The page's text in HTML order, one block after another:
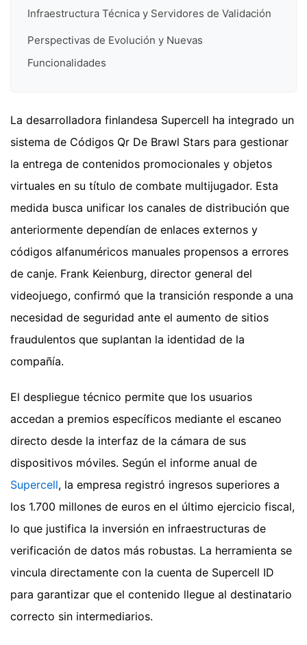
Infraestructura Técnica y Servidores de Validación
Perspectivas de Evolución y Nuevas
Funcionalidades
La desarrolladora finlandesa Supercell ha integrado un
sistema de Códigos Qr De Brawl Stars para gestionar
la entrega de contenidos promocionales y objetos
virtuales en su título de combate multijugador. Esta
medida busca unificar los canales de distribución que
anteriormente dependían de enlaces externos y
códigos alfanuméricos manuales propensos a errores
de canje. Frank Keienburg, director general del
videojuego, confirmó que la transición responde a una
necesidad de seguridad ante el aumento de sitios
fraudulentos que suplantan la identidad de la
compañía.
El despliegue técnico permite que los usuarios
accedan a premios específicos mediante el escaneo
directo desde la interfaz de la cámara de sus
dispositivos móviles. Según el informe anual de
Supercell, la empresa registró ingresos superiores a
los 1.700 millones de euros en el último ejercicio fiscal,
lo que justifica la inversión en infraestructuras de
verificación de datos más robustas. La herramienta se
vincula directamente con la cuenta de Supercell ID
para garantizar que el contenido llegue al destinatario
correcto sin intermediarios.